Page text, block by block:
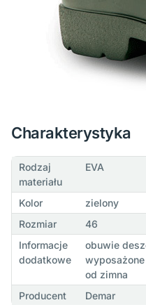
Charakterystyka
Rodzaj
materiału
EVA
Kolor
zielony
Rozmiar
46
Informacje
dodatkowe
obuwie
od zimna
Producent
Demar